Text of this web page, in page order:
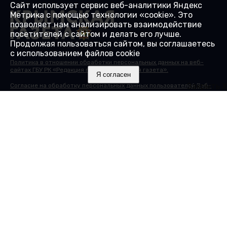
Закрыть X
Политика в отношении обработки персональных данных на веб-
сайтах ГБУ РК «Редакция газеты «Крымская газета».
Согласие на обработку персональных данных пользователей Веб-
сайта.
Сайт использует сервис веб-аналитики Яндекс
Метрика с помощью технологии «cookie». Это
позволяет нам анализировать взаимодействие
посетителей с сайтом и делать его лучше.
Продолжая пользоваться сайтом, вы соглашаетесь
с использованием файлов cookie
Я согласен